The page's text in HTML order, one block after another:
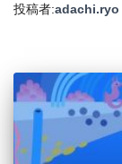
投稿者:adachi.ryo